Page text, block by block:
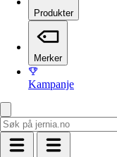
Produkter
Merker
Kampanje